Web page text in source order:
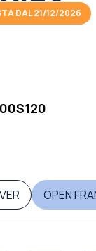
DAL 21/12/2026
OPEN